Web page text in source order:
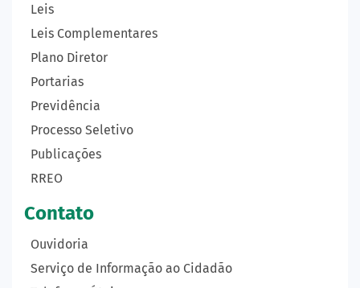
Leis
Leis Complementares
Plano Diretor
Portarias
Previdência
Processo Seletivo
Publicações
RREO
Contato
Ouvidoria
Serviço de Informação ao Cidadão